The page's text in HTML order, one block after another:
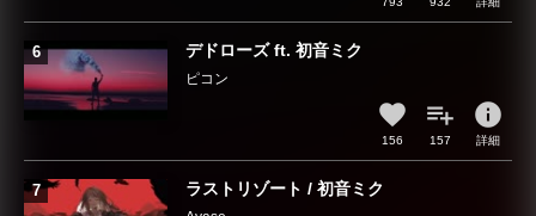
デドローズ ft. 初音ミク
ピコン
156 157
info
詳細
ラストリゾート / 初音ミク